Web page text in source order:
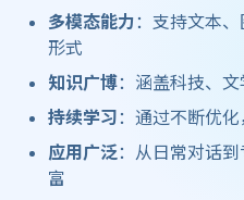
多模态能力：支持文本
形式
知识广博：涵盖科技、
持续学习：通过不断优
应用广泛：从日常对话
富